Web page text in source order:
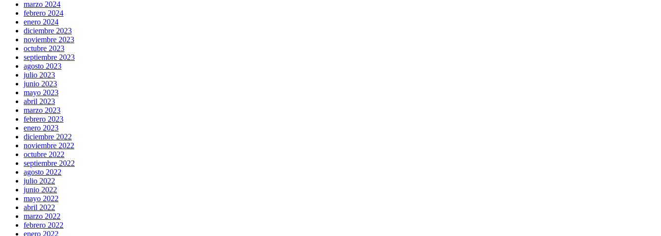
marzo 2024
febrero 2024
enero 2024
diciembre 2023
noviembre 2023
octubre 2023
septiembre 2023
agosto 2023
julio 2023
junio 2023
mayo 2023
abril 2023
marzo 2023
febrero 2023
enero 2023
diciembre 2022
noviembre 2022
octubre 2022
septiembre 2022
agosto 2022
julio 2022
junio 2022
mayo 2022
abril 2022
marzo 2022
febrero 2022
enero 2022